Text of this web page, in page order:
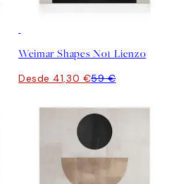
Weimar Shapes No1 Lienzo
Desde 41,30 €59 €